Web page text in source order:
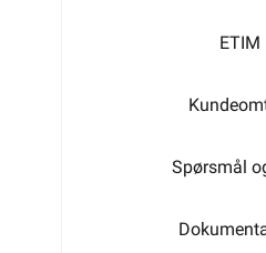
ETIM
Spørsmål